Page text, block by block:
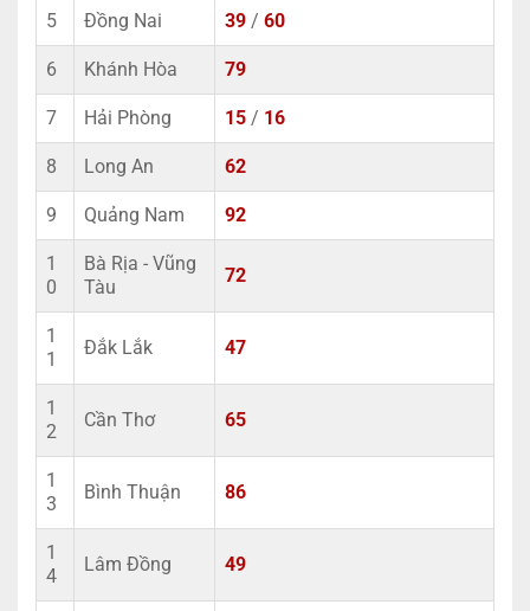
5 Đồng Nai 39 / 60
6 Khánh Hòa 79
7 Hải Phòng 15 / 16
8 Long An 62
9 Quảng Nam 92
1
0
Bà Rịa - Vũng
Tàu
72
1
1
Đắk Lắk 47
1
2
Cần Thơ 65
1
3
Bình Thuận 86
1
4
Lâm Đồng 49